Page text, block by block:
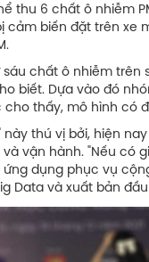
thu 6 chất ô nhiễm
cảm biến đặt trên
chất ô nhiễm
biết. Dựa vào đó
thấy, mô hình có
này thú vị bởi, hiện
vận hành. "Nếu có
dụng phục vụ
Data và xuất bản